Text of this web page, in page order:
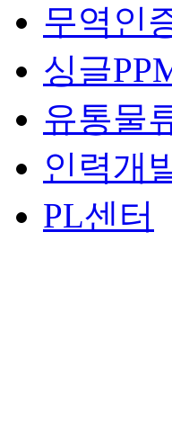
무역인
싱글
유통물
인력개
PL센터